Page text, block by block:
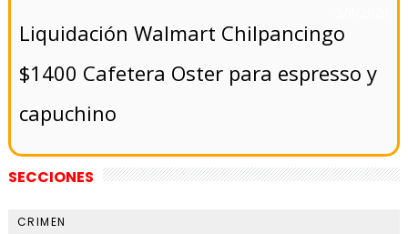
Liquidación Walmart Chilpancingo
$1400 Cafetera Oster para espresso y
capuchino
SECCIONES
CRIMEN